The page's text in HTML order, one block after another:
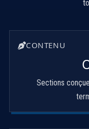
CONTENU
Sections